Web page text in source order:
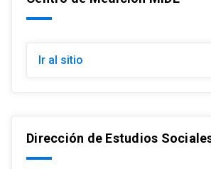
Ir al sitio
Dirección de Estudios